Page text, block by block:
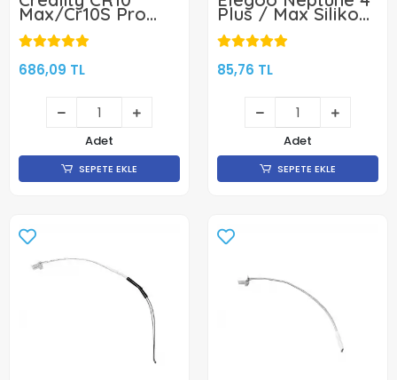
Max/Cr10S Pro
Hotend Seti
686,09 TL
Adet
SEPETE EKLE
Plus / Max Silikon
Çorap
85,76 TL
Adet
SEPETE EKLE